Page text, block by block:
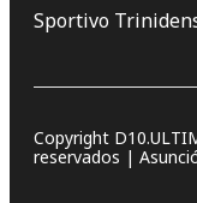
Sportivo
Copyright
reservados |